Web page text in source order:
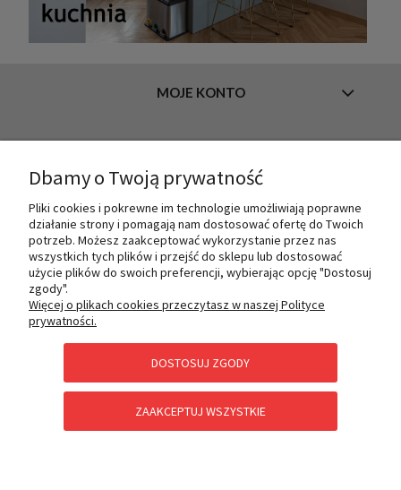
MOJE KONTO
O NAS
PŁATNOŚCI I DOSTAWA
POMOC
Dbamy o Twoją prywatność
Pliki cookies i pokrewne im technologie umożliwiają poprawne
działanie strony i pomagają nam dostosować ofertę do Twoich
potrzeb. Możesz zaakceptować wykorzystanie przez nas
wszystkich tych plików i przejść do sklepu lub dostosować
użycie plików do swoich preferencji, wybierając opcję "Dostosuj
zgody".
Więcej o plikach cookies przeczytasz w naszej Polityce
prywatności.
DOSTOSUJ ZGODY
ZAAKCEPTUJ WSZYSTKIE